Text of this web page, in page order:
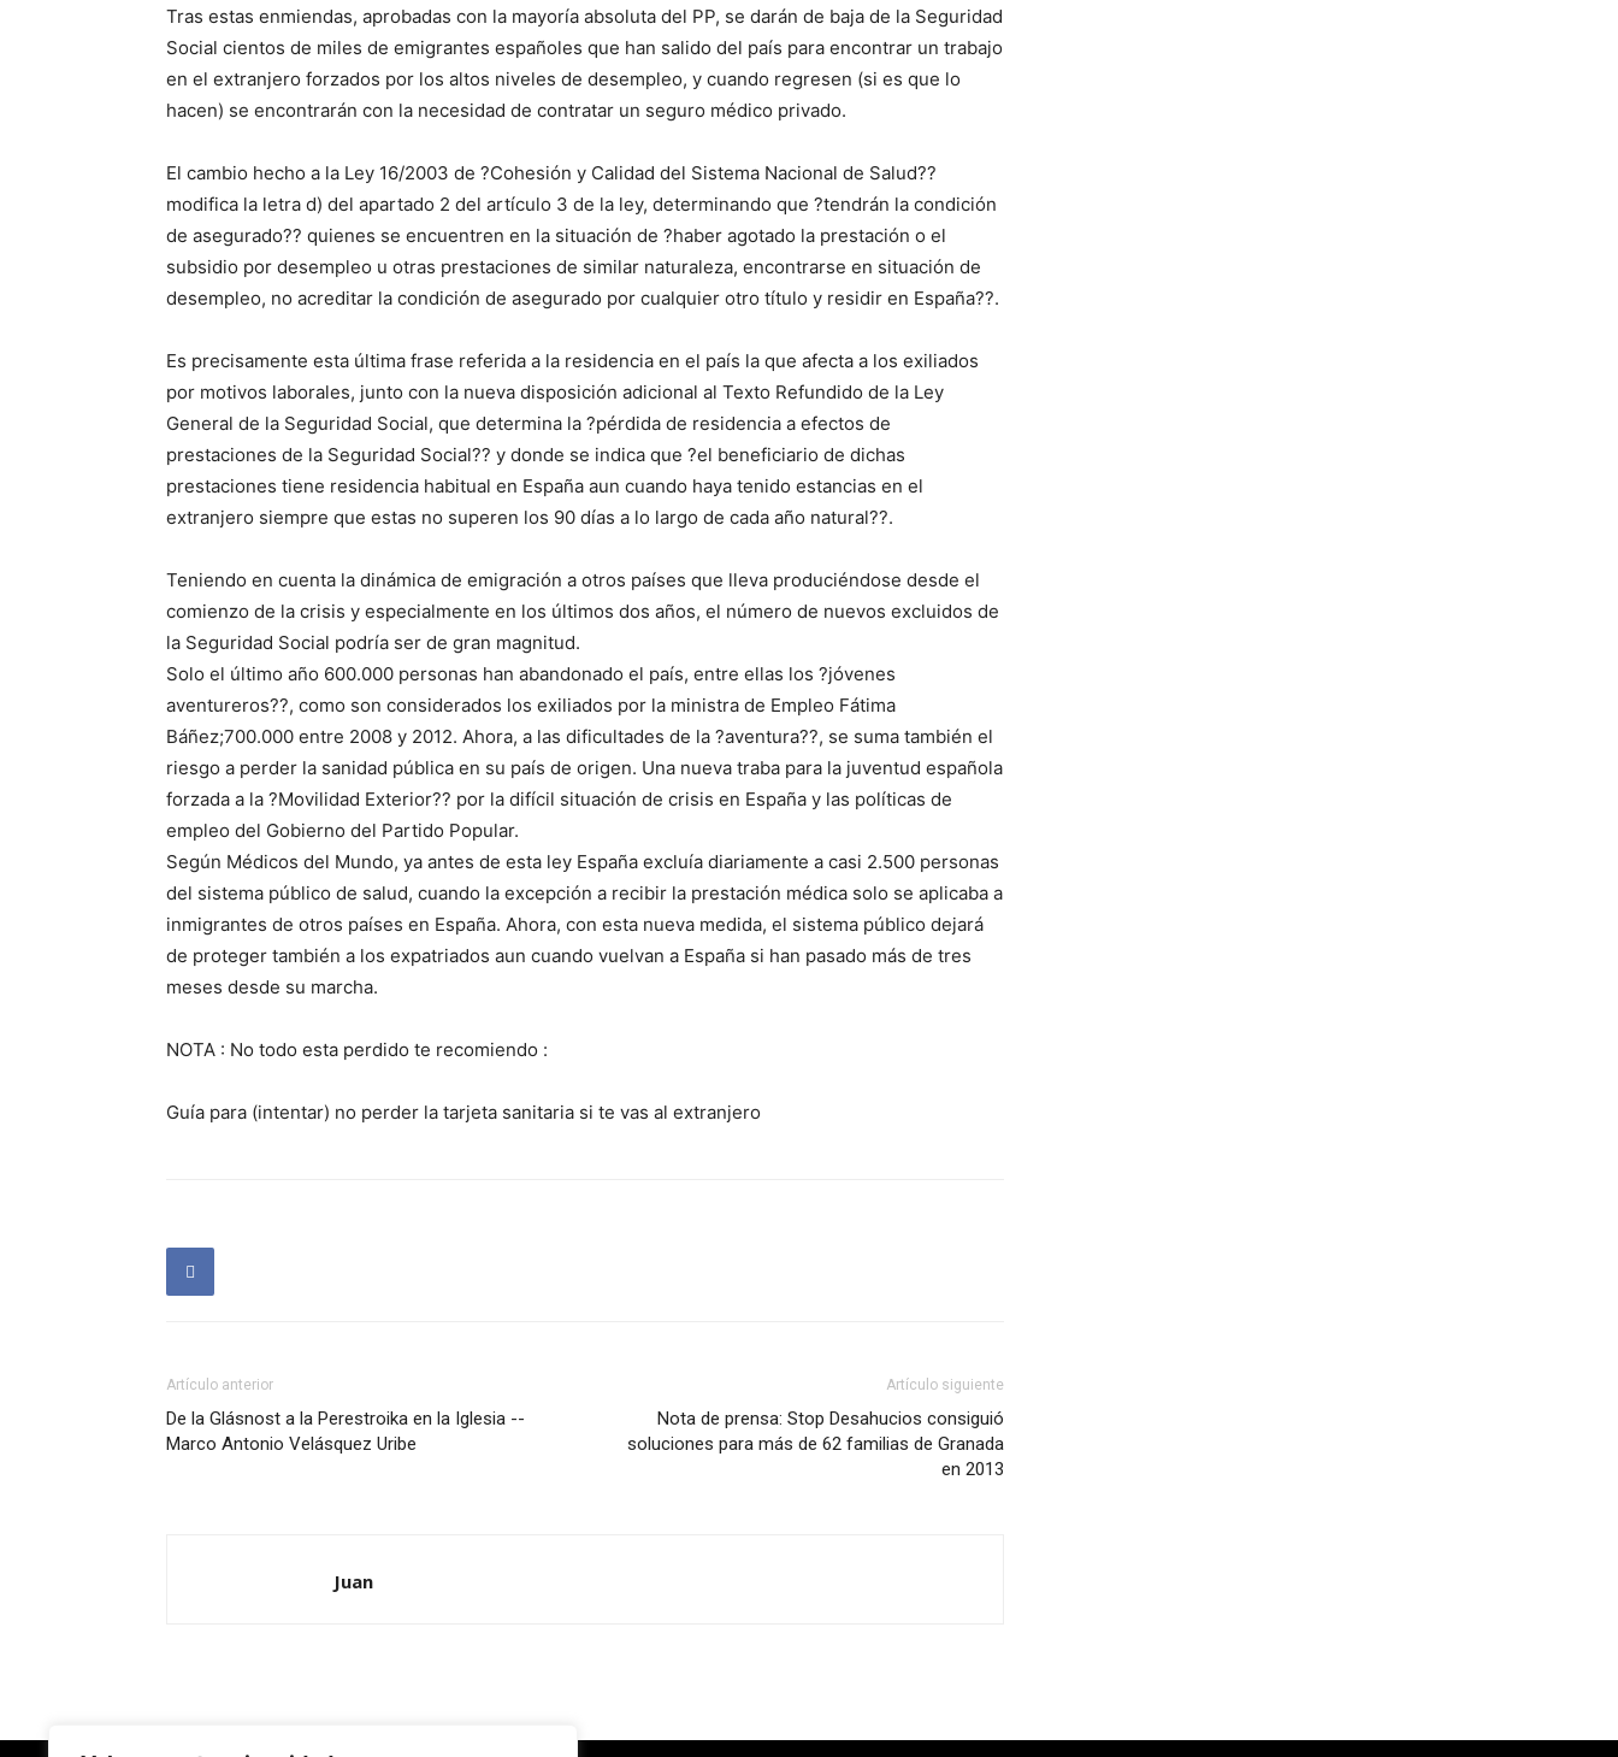
Tras estas enmiendas, aprobadas con la mayoría absoluta del PP, se darán de baja de la Seguridad
Social cientos de miles de emigrantes españoles que han salido del país para encontrar un trabajo
en el extranjero forzados por los altos niveles de desempleo, y cuando regresen (si es que lo
hacen) se encontrarán con la necesidad de contratar un seguro médico privado.
El cambio hecho a la Ley 16/2003 de ?Cohesión y Calidad del Sistema Nacional de Salud??
modifica la letra d) del apartado 2 del artículo 3 de la ley, determinando que ?tendrán la condición
de asegurado?? quienes se encuentren en la situación de ?haber agotado la prestación o el
subsidio por desempleo u otras prestaciones de similar naturaleza, encontrarse en situación de
desempleo, no acreditar la condición de asegurado por cualquier otro título y residir en España??.
Es precisamente esta última frase referida a la residencia en el país la que afecta a los exiliados
por motivos laborales, junto con la nueva disposición adicional al Texto Refundido de la Ley
General de la Seguridad Social, que determina la ?pérdida de residencia a efectos de
prestaciones de la Seguridad Social?? y donde se indica que ?el beneficiario de dichas
prestaciones tiene residencia habitual en España aun cuando haya tenido estancias en el
extranjero siempre que estas no superen los 90 días a lo largo de cada año natural??.
Teniendo en cuenta la dinámica de emigración a otros países que lleva produciéndose desde el
comienzo de la crisis y especialmente en los últimos dos años, el número de nuevos excluidos de
la Seguridad Social podría ser de gran magnitud.
Solo el último año 600.000 personas han abandonado el país, entre ellas los ?jóvenes
aventureros??, como son considerados los exiliados por la ministra de Empleo Fátima
Báñez;700.000 entre 2008 y 2012. Ahora, a las dificultades de la ?aventura??, se suma también el
riesgo a perder la sanidad pública en su país de origen. Una nueva traba para la juventud española
forzada a la ?Movilidad Exterior?? por la difícil situación de crisis en España y las políticas de
empleo del Gobierno del Partido Popular.
Según Médicos del Mundo, ya antes de esta ley España excluía diariamente a casi 2.500 personas
del sistema público de salud, cuando la excepción a recibir la prestación médica solo se aplicaba a
inmigrantes de otros países en España. Ahora, con esta nueva medida, el sistema público dejará
de proteger también a los expatriados aun cuando vuelvan a España si han pasado más de tres
meses desde su marcha.
NOTA : No todo esta perdido te recomiendo :
Guía para (intentar) no perder la tarjeta sanitaria si te vas al extranjero
Artículo anterior
De la Glásnost a la Perestroika en la Iglesia --
Marco Antonio Velásquez Uribe
Artículo siguiente
Nota de prensa: Stop Desahucios consiguió
soluciones para más de 62 familias de Granada
en 2013
Juan